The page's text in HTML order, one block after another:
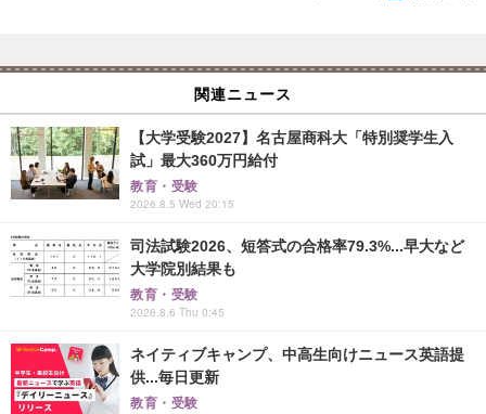
関連ニュース
【大学受験2027】名古屋商科大「特別奨学生入
試」最大360万円給付
教育・受験
2026.8.5 Wed 20:15
司法試験2026、短答式の合格率79.3%...早大など
大学院別結果も
教育・受験
2026.8.6 Thu 0:45
ネイティブキャンプ、中高生向けニュース英語提
供...毎日更新
教育・受験